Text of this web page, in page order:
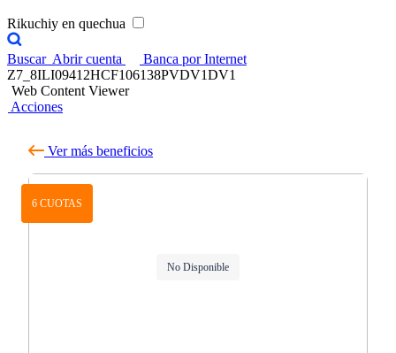
Rikuchiy en quechua
Buscar Abrir cuenta
Banca por Internet
Z7_8ILI09412HCF106138PVDV1DV1
Web Content Viewer
Acciones
Ver más beneficios
6 CUOTAS
No Disponible